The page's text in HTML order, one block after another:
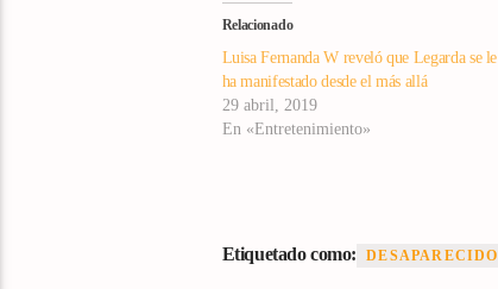
Relacionado
Luisa Fernanda W reveló que Legarda se le
ha manifestado desde el más allá
29 abril, 2019
En «Entretenimiento»
Etiquetado como: DESAPARECIDO